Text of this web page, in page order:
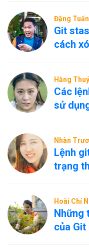
Đặng Tuấn
Git
cách
Hằng Thuý
Các
sử
Nhàn
Lệnh
trạng
Hoài Chí
Những
của Git